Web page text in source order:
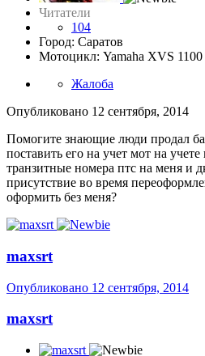
Читатели
104
Город: Саратов
Мотоцикл: Yamaha XVS 1100
Жалоба
Опубликовано 12 сентября, 2014
Помогите знающие люди продал
поставить его на учет мот на
транзитные номера птс на меня и
присутствие во время
оформить без меня?
maxsrt
Опубликовано 12 сентября, 2014
maxsrt